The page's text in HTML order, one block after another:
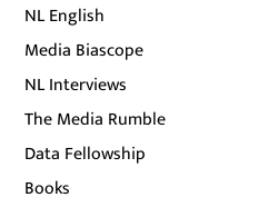
NL English
Media Biascope
NL Interviews
The Media Rumble
Data Fellowship
Books